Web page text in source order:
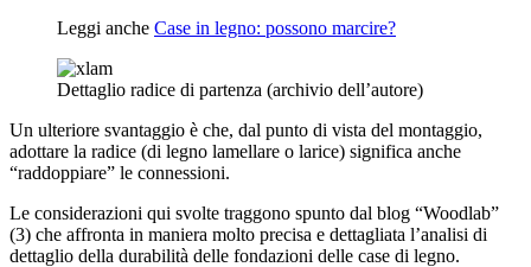
Leggi anche Case in legno: possono marcire?
Dettaglio radice di partenza (archivio dell’autore)
Un ulteriore svantaggio è che, dal punto di vista del montaggio,
adottare la radice (di legno lamellare o larice) significa anche
“raddoppiare” le connessioni.
Le considerazioni qui svolte traggono spunto dal blog “Woodlab”
(3) che affronta in maniera molto precisa e dettagliata l’analisi di
dettaglio della durabilità delle fondazioni delle case di legno.